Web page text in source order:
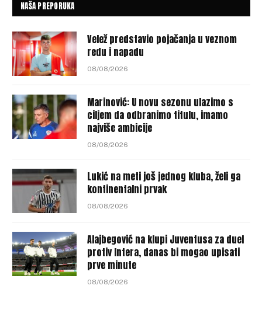
NAŠA PREPORUKA
Velež predstavio pojačanja u veznom
redu i napadu
08/08/2026
Marinović: U novu sezonu ulazimo s
ciljem da odbranimo titulu, imamo
najviše ambicije
08/08/2026
Lukić na meti još jednog kluba, želi ga
kontinentalni prvak
08/08/2026
Alajbegović na klupi Juventusa za duel
protiv Intera, danas bi mogao upisati
prve minute
08/08/2026